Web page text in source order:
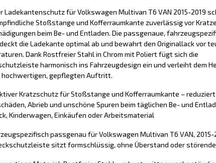
Ladekantenschutz für Volkswagen Multivan T6 VAN 2015-2019
Stoßstange und Kofferraumkante zuverlässig vor
beim Be- und Entladen. Die passgenaue,
die Ladekante optimal ab und bewahrt den Originallack vor
Dank Rostfreier Stahl in Chrom mit Poliert fügt sich die
harmonisch ins Fahrzeugdesign ein und verleiht dem
hochwertigen, gepflegten Auftritt.
Kratzschutz für Stoßstange und Kofferraumkante – reduziert
Abrieb und unschöne Spuren beim täglichen Be- und
Kinderwagen, Einkäufen oder Arbeitsmaterial
passgenau für Volkswagen Multivan T6 VAN, 2015-
sitzt formschlüssig, ohne Überstand oder